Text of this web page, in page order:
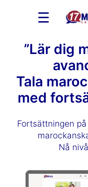
☰
”Lär dig
Tala
med
Fortsättningen
Nå